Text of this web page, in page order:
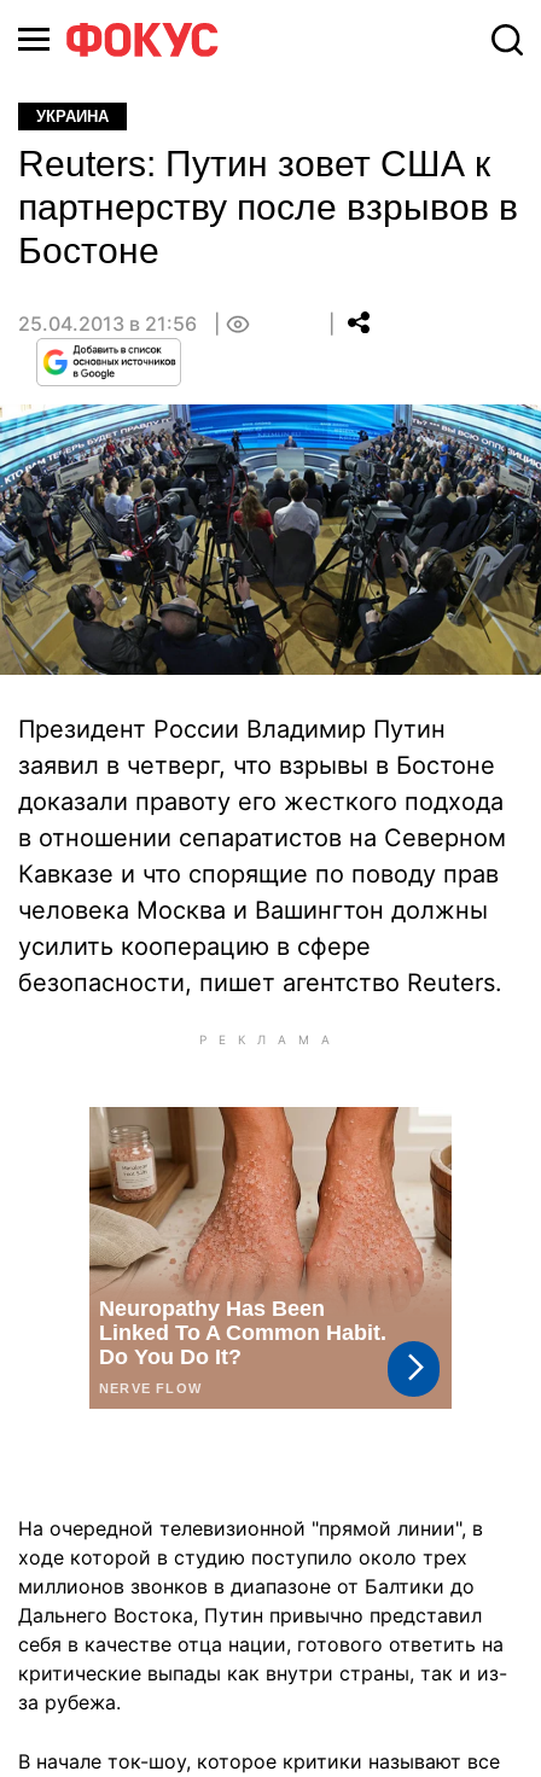
УКРАИНА
Reuters: Путин зовет США к
партнерству после взрывов в
Бостоне
25.04.2013 в 21:56
Президент России Владимир Путин
заявил в четверг, что взрывы в Бостоне
доказали правоту его жесткого подхода
в отношении сепаратистов на Северном
Кавказе и что спорящие по поводу прав
человека Москва и Вашингтон должны
усилить кооперацию в сфере
безопасности, пишет агентство Reuters.
На очередной телевизионной "прямой линии", в
ходе которой в студию поступило около трех
миллионов звонков в диапазоне от Балтики до
Дальнего Востока, Путин привычно представил
себя в качестве отца нации, готового ответить на
критические выпады как внутри страны, так и из-
за рубежа.
В начале ток-шоу, которое критики называют все